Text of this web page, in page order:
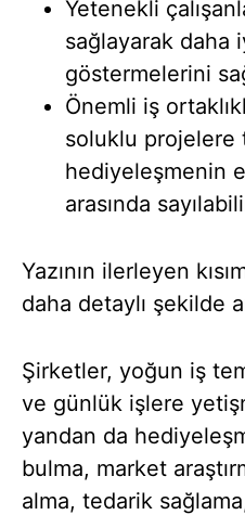
Yetenekli
sağlayarak daha
göstermelerini
Önemli iş
soluklu projelere
hediyeleşmenin
arasında
Yazının ilerleyen
daha detaylı şekilde
Şirketler, yoğun iş
ve günlük işlere
yandan da
bulma, market
alma, tedarik